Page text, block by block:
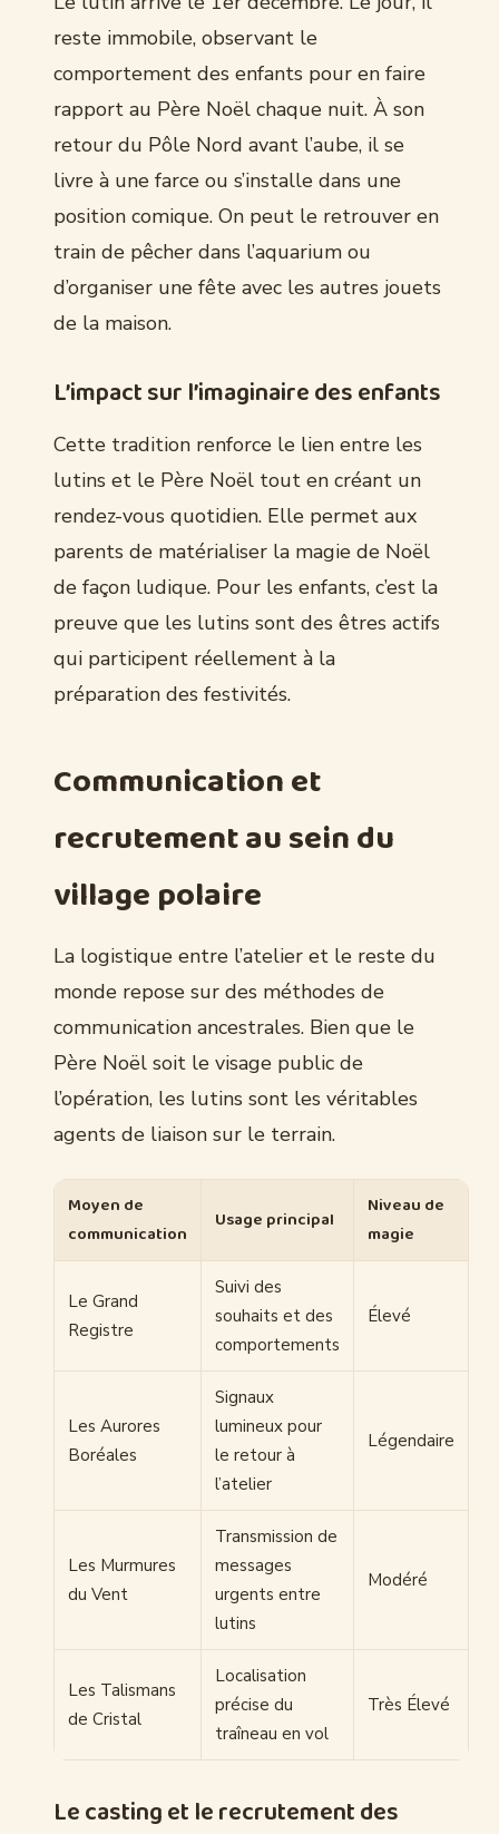
reste immobile, observant le
comportement des enfants pour en faire
rapport au Père Noël chaque nuit. À son
retour du Pôle Nord avant l’aube, il se
livre à une farce ou s’installe dans une
position comique. On peut le retrouver en
train de pêcher dans l’aquarium ou
d’organiser une fête avec les autres jouets
de la maison.
L’impact sur l’imaginaire des enfants
Cette tradition renforce le lien entre les
lutins et le Père Noël tout en créant un
rendez-vous quotidien. Elle permet aux
parents de matérialiser la magie de Noël
de façon ludique. Pour les enfants, c’est la
preuve que les lutins sont des êtres actifs
qui participent réellement à la
préparation des festivités.
Communication et
recrutement au sein du
village polaire
La logistique entre l’atelier et le reste du
monde repose sur des méthodes de
communication ancestrales. Bien que le
Père Noël soit le visage public de
l’opération, les lutins sont les véritables
agents de liaison sur le terrain.
Moyen de
communication
Usage principal
Niveau de
magie
Le Grand
Registre
Suivi des
souhaits et des
comportements
Élevé
Les Aurores
Boréales
Signaux
lumineux pour
le retour à
l’atelier
Légendaire
Les Murmures
du Vent
Transmission de
messages
urgents entre
lutins
Modéré
Les Talismans
de Cristal
Localisation
précise du
traîneau en vol
Très Élevé
Le casting et le recrutement des